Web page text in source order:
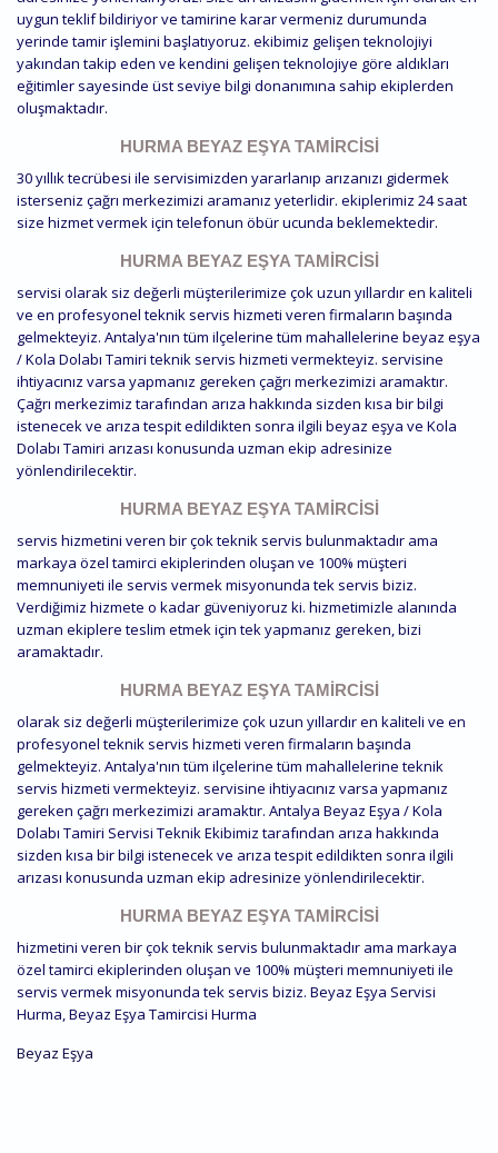
uygun teklif bildiriyor ve tamirine karar vermeniz durumunda
yerinde tamir işlemini başlatıyoruz. ekibimiz gelişen teknolojiyi
yakından takip eden ve kendini gelişen teknolojiye göre aldıkları
eğitimler sayesinde üst seviye bilgi donanımına sahip ekiplerden
oluşmaktadır.
HURMA BEYAZ EŞYA TAMIRCISI
30 yıllık tecrübesi ile servisimizden yararlanıp arızanızı gidermek
isterseniz çağrı merkezimizi aramanız yeterlidir. ekiplerimiz 24 saat
size hizmet vermek için telefonun öbür ucunda beklemektedir.
HURMA BEYAZ EŞYA TAMIRCISI
servisi olarak siz değerli müşterilerimize çok uzun yıllardır en kaliteli
ve en profesyonel teknik servis hizmeti veren firmaların başında
gelmekteyiz. Antalya'nın tüm ilçelerine tüm mahallelerine beyaz eşya
/ Kola Dolabı Tamiri teknik servis hizmeti vermekteyiz. servisine
ihtiyacınız varsa yapmanız gereken çağrı merkezimizi aramaktır.
Çağrı merkezimiz tarafından arıza hakkında sizden kısa bir bilgi
istenecek ve arıza tespit edildikten sonra ilgili beyaz eşya ve Kola
Dolabı Tamiri arızası konusunda uzman ekip adresinize
yönlendirilecektir.
HURMA BEYAZ EŞYA TAMIRCISI
servis hizmetini veren bir çok teknik servis bulunmaktadır ama
markaya özel tamirci ekiplerinden oluşan ve 100% müşteri
memnuniyeti ile servis vermek misyonunda tek servis biziz.
Verdiğimiz hizmete o kadar güveniyoruz ki. hizmetimizle alanında
uzman ekiplere teslim etmek için tek yapmanız gereken, bizi
aramaktadır.
HURMA BEYAZ EŞYA TAMIRCISI
olarak siz değerli müşterilerimize çok uzun yıllardır en kaliteli ve en
profesyonel teknik servis hizmeti veren firmaların başında
gelmekteyiz. Antalya'nın tüm ilçelerine tüm mahallelerine teknik
servis hizmeti vermekteyiz. servisine ihtiyacınız varsa yapmanız
gereken çağrı merkezimizi aramaktır. Antalya Beyaz Eşya / Kola
Dolabı Tamiri Servisi Teknik Ekibimiz tarafından arıza hakkında
sizden kısa bir bilgi istenecek ve arıza tespit edildikten sonra ilgili
arızası konusunda uzman ekip adresinize yönlendirilecektir.
HURMA BEYAZ EŞYA TAMIRCISI
hizmetini veren bir çok teknik servis bulunmaktadır ama markaya
özel tamirci ekiplerinden oluşan ve 100% müşteri memnuniyeti ile
servis vermek misyonunda tek servis biziz. Beyaz Eşya Servisi
Hurma, Beyaz Eşya Tamircisi Hurma
Beyaz Eşya